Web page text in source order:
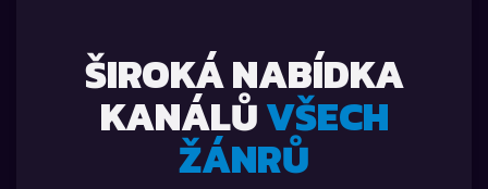
ŠIROKÁ NABÍDKA
KANÁLŮVŠECH
ŽÁNRŮ